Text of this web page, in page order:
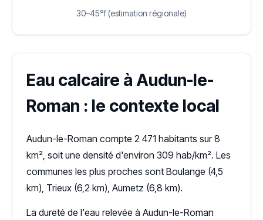
30–45°f (estimation régionale)
Eau calcaire à Audun-le-
Roman : le contexte local
Audun-le-Roman compte 2 471 habitants sur 8
km², soit une densité d'environ 309 hab/km². Les
communes les plus proches sont Boulange (4,5
km), Trieux (6,2 km), Aumetz (6,8 km).
La dureté de l'eau relevée à Audun-le-Roman